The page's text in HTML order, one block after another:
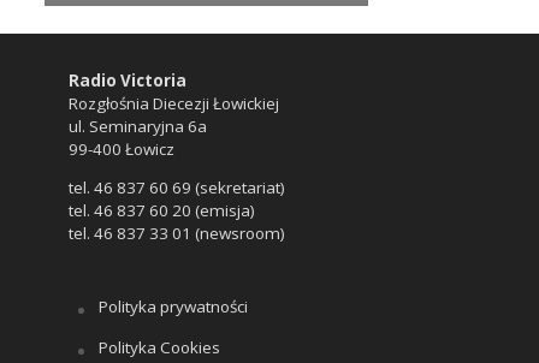
Radio Victoria
Rozgłośnia Diecezji Łowickiej
ul. Seminaryjna 6a
99-400 Łowicz
tel. 46 837 60 69 (sekretariat)
tel. 46 837 60 20 (emisja)
tel. 46 837 33 01 (newsroom)
Polityka prywatności
Polityka Cookies